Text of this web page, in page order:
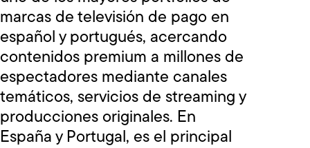
marcas de televisión de pago en
español y portugués, acercando
contenidos premium a millones de
espectadores mediante canales
temáticos, servicios de streaming y
producciones originales. En
España y Portugal, es el principal